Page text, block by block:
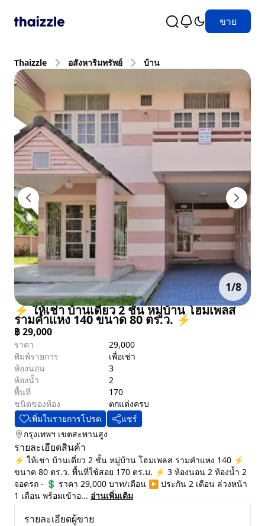
ขาย
Thaizzle อสังหาริมทรัพย์ บ้าน
1/8
⚡ ให้เช่า บ้านเดี่ยว 2 ชั้น หมู่บ้าน โฮมเพลส
รามคำแหง 140 ขนาด 80 ตร.ว. ⚡
฿29,000
ราคา
29,000
พิมพ์รายการ
เพื่อเช่า
ห้องนอน
3
ห้องน้ำ
2
พื้นที่
170
ชนิดของห้อง
ตกแต่งครบ
เพิ่มในรายการโปรด
แชร์
กรุงเทพฯ เขตสะพานสูง
รายละเอียดสินค้า
⚡ ให้เช่า บ้านเดี่ยว 2 ชั้น หมู่บ้าน โฮมเพลส รามคำแหง 140 ⚡
ขนาด 80 ตร.ว. พื้นที่ใช้สอย 170 ตร.ม. ⚡ 3 ห้องนอน 2 ห้องน้ำ 2
จอดรถ - 💲 ราคา 29,000 บาท/เดือน ▶️ ประกัน 2 เดือน ล่วงหน้า
1 เดือน พร้อมเข้าอ... อ่านเพิ่มเติม
รายละเอียดผู้ขาย